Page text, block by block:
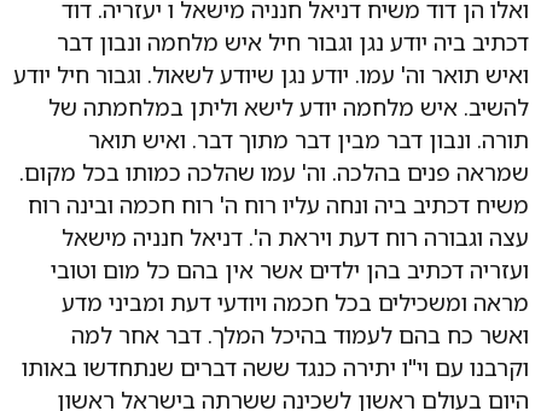
ואלו הן דוד משיח דניאל חנניה מישאל ו יעזריה. דוד
דכתיב ביה יודע נגן וגבור חיל איש מלחמה ונבון דבר
ואיש תואר וה' עמו. יודע נגן שיודע לשאול. וגבור חיל יודע
להשיב. איש מלחמה יודע לישא וליתן במלחמתה של
תורה. ונבון דבר מבין דבר מתוך דבר. ואיש תואר
שמראה פנים בהלכה. וה' עמו שהלכה כמותו בכל מקום.
משיח דכתיב ביה ונחה עליו רוח ה' רוח חכמה ובינה רוח
עצה וגבורה רוח דעת ויראת ה'. דניאל חנניה מישאל
ועזריה דכתיב בהן ילדים אשר אין בהם כל מום וטובי
מראה ומשכילים בכל חכמה ויודעי דעת ומביני מדע
ואשר כח בהם לעמוד בהיכל המלך. דבר אחר למה
וקרבנו עם וי"ו יתירה כנגד ששה דברים שנתחדשו באותו
היום בעולם ראשון לשכינה ששרתה בישראל ראשון